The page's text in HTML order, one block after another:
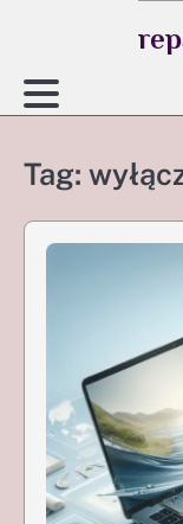
Tag: